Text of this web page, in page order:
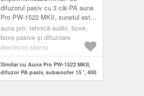
difuzorul pasiv cu 3 căi PA auna
Pro PW-1522 MKII, sunetul este
de partea ta.Difuzorul PA de
mare tonalitate auna Pro PW-...
auna pro, tehnică audio, boxe,
boxe pasive și difuzoare
electronic-star.ro
Similar cu Auna Pro PW-1522 MKII,
difuzor PA pasiv, subwoofer 15 ', 400
W RMS / 800 W max.